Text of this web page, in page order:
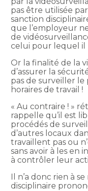
pas être utilisée
sanction
que l’employeur
de
celui pour lequel il
Or la finalité de la
d’assurer la
pas de surveiller
horaires de travail !
« Au contraire ! »
rappelle qu’il est
procédés de
d’autres locaux
travaillent pas ou
sans avoir à les en
à contrôler leur
Il n’a donc rien à
disciplinaire